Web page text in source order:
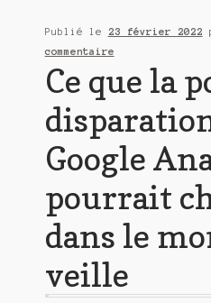
Publié le 23 février 2022
commentaire
Ce que la
Google
pourrait
dans le
veille